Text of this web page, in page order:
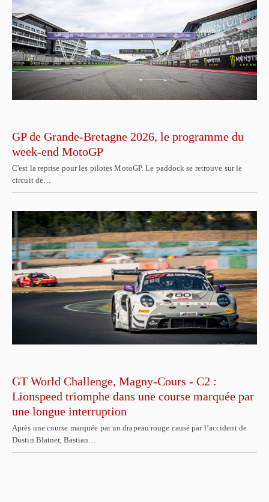
GP de Grande-Bretagne 2026, le programme du
week-end MotoGP
C'est la reprise pour les pilotes MotoGP. Le paddock se retrouve sur le
circuit de…
GT World Challenge, Magny-Cours - C2 :
Lionspeed triomphe dans une course marquée par
une longue interruption
Après une course marquée par un drapeau rouge causé par l’accident de
Dustin Blatner, Bastian…